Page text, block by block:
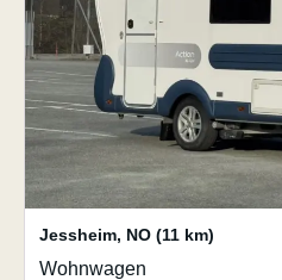
Jessheim, NO (11 km)
Wohnwagen